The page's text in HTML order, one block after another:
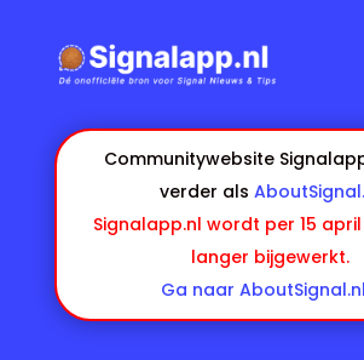
Communitywebsite
verder als
Signalapp.nl wordt per 15
langer bijgewerkt.
Ga naar